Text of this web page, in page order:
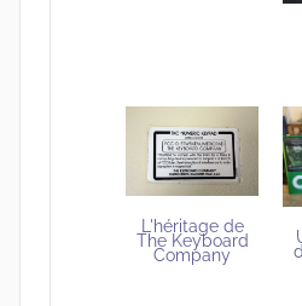
L'héritage de
The Keyboard
Company